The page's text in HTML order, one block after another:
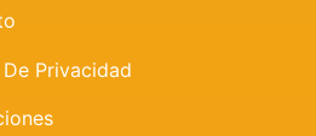
Privacidad